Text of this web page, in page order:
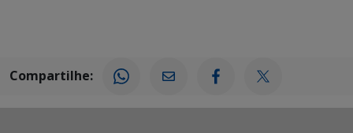
Compartilhe: